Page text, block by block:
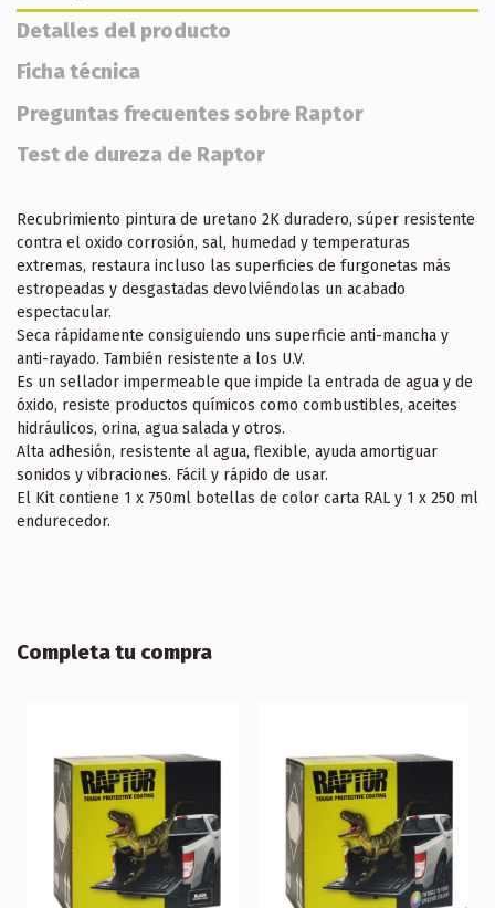
Detalles del producto
Ficha técnica
Preguntas frecuentes sobre Raptor
Test de dureza de Raptor
Recubrimiento pintura de uretano 2K duradero, súper resistente
contra el oxido corrosión, sal, humedad y temperaturas
extremas, restaura incluso las superficies de furgonetas más
estropeadas y desgastadas devolviéndolas un acabado
espectacular.
Seca rápidamente consiguiendo uns superficie anti-mancha y
anti-rayado. También resistente a los U.V.
Es un sellador impermeable que impide la entrada de agua y de
óxido, resiste productos químicos como combustibles, aceites
hidráulicos, orina, agua salada y otros.
Alta adhesión, resistente al agua, flexible, ayuda amortiguar
sonidos y vibraciones. Fácil y rápido de usar.
El Kit contiene 1 x 750ml botellas de color carta RAL y 1 x 250 ml
endurecedor.
Completa tu compra